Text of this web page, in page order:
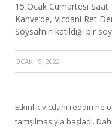
15 Ocak Cumartesi Saat
Kahve’de, Vicdani Ret
Soysal’nın katıldığı bir
OCAK 19, 2022 ·
Etkinlik vicdani reddin ne
tartışılmasıyla başladı.